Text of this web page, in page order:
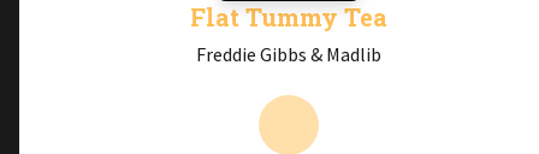
Flat Tummy Tea
Freddie Gibbs & Madlib